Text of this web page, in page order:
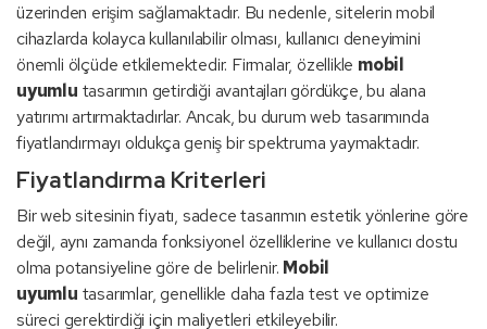
üzerinden erişim sağlamaktadır. Bu nedenle, sitelerin mobil
cihazlarda kolayca kullanılabilir olması, kullanıcı deneyimini
önemli ölçüde etkilemektedir. Firmalar, özellikle mobil
uyumlu tasarımın getirdiği avantajları gördükçe, bu alana
yatırımı artırmaktadırlar. Ancak, bu durum web tasarımında
fiyatlandırmayı oldukça geniş bir spektruma yaymaktadır.
Fiyatlandırma Kriterleri
Bir web sitesinin fiyatı, sadece tasarımın estetik yönlerine göre
değil, aynı zamanda fonksiyonel özelliklerine ve kullanıcı dostu
olma potansiyeline göre de belirlenir. Mobil
uyumlu tasarımlar, genellikle daha fazla test ve optimize
süreci gerektirdiği için maliyetleri etkileyebilir.